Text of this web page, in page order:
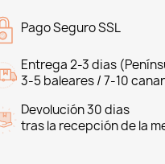
Pago Seguro SSL
Entrega 2-3 dias
3-5 baleares / 7-10
Devolución 30 dias
tras la recepción de la